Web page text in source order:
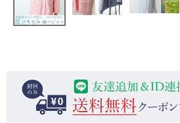
ボーイズパジャマ
売れ筋ランキング
目的別でさがす一覧はこちら
ーブ